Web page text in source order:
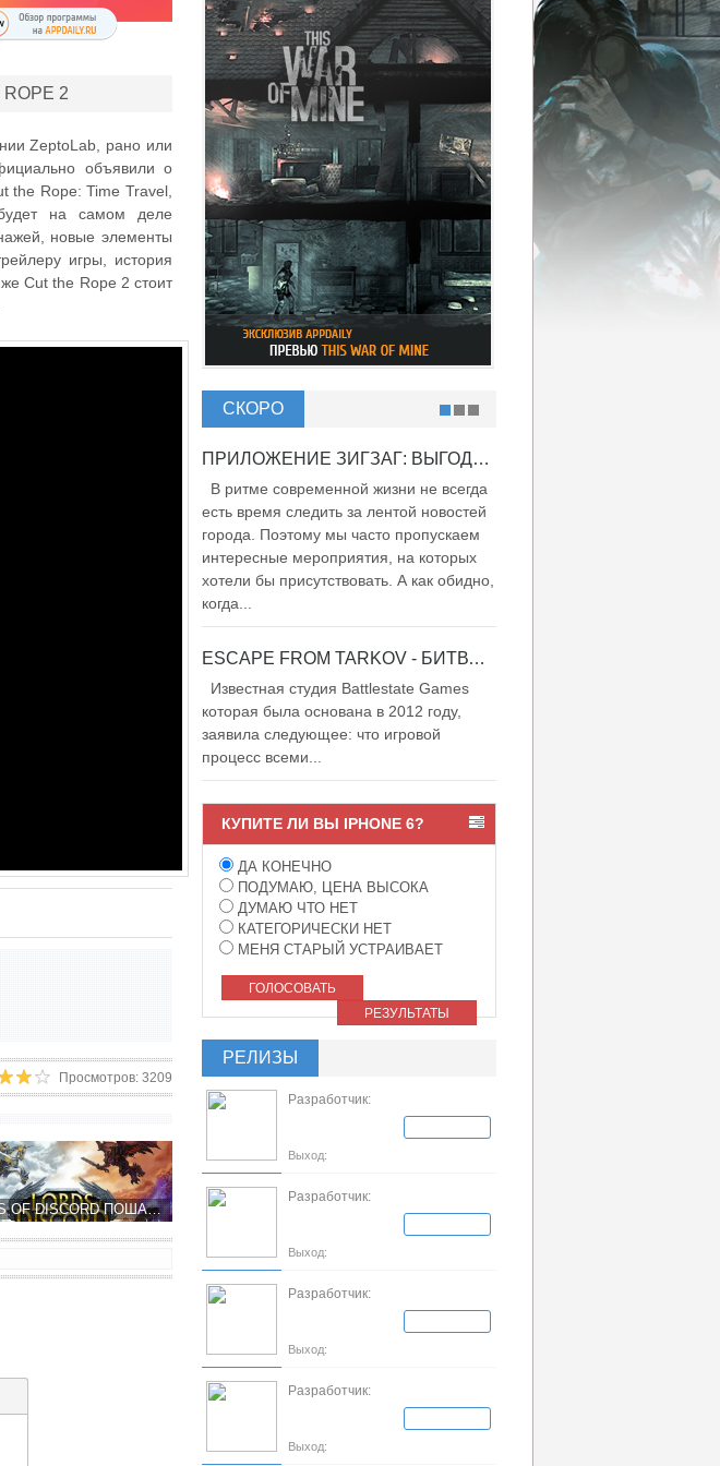
2
ZeptoLab, рано или
объявили о
the Rope: Time Travel,
на самом деле
новые элементы
игры, история
Cut the Rope 2 стоит
Просмотров: 3209
LORDS OF DISCORD ПОШАГОВАЯ СТРАТЕГИЯ ОТ РУССКОЙ КОМПАНИИ HEROCRAFT
СКОРО
ПРИЛОЖЕНИЕ ЗИГЗАГ: ВЫГОДНО ВДВОЙНЕ!
В ритме современной жизни не всегда
есть время следить за лентой новостей
города. Поэтому мы часто пропускаем
интересные мероприятия, на которых
хотели бы присутствовать. А как обидно,
когда...
ESCAPE FROM TARKOV - БИТВА ЗА ТАРКОВ
Известная студия Battlestate Games
которая была основана в 2012 году,
заявила следующее: что игровой
процесс всеми...
КУПИТЕ ЛИ ВЫ IPHONE 6?
ДА КОНЕЧНО
ПОДУМАЮ, ЦЕНА ВЫСОКА
ДУМАЮ ЧТО НЕТ
КАТЕГОРИЧЕСКИ НЕТ
МЕНЯ СТАРЫЙ УСТРАИВАЕТ
ГОЛОСОВАТЬ
РЕЗУЛЬТАТЫ
РЕЛИЗЫ
Разработчик:
Выход:
Разработчик:
Выход:
Разработчик:
Выход:
Разработчик:
Выход: